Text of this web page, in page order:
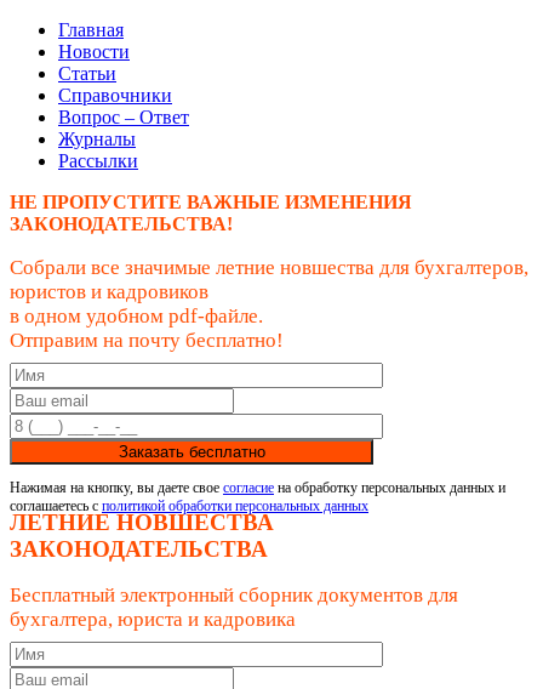
Главная
Новости
Статьи
Справочники
Вопрос – Ответ
Журналы
Рассылки
НЕ ПРОПУСТИТЕ ВАЖНЫЕ ИЗМЕНЕНИЯ
ЗАКОНОДАТЕЛЬСТВА!
Собрали все значимые летние новшества для бухгалтеров,
юристов и кадровиков
в одном удобном pdf-файле.
Отправим на почту бесплатно!
Заказать бесплатно
Нажимая на кнопку, вы даете свое согласие на обработку персональных данных и
соглашаетесь с политикой обработки персональных данных
ЛЕТНИЕ НОВШЕСТВА
ЗАКОНОДАТЕЛЬСТВА
Бесплатный электронный сборник документов для
бухгалтера, юриста и кадровика